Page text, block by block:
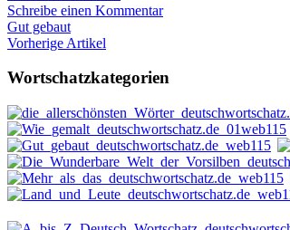
Schreibe einen Kommentar
Gut gebaut
Vorherige Artikel
Wortschatzkategorien